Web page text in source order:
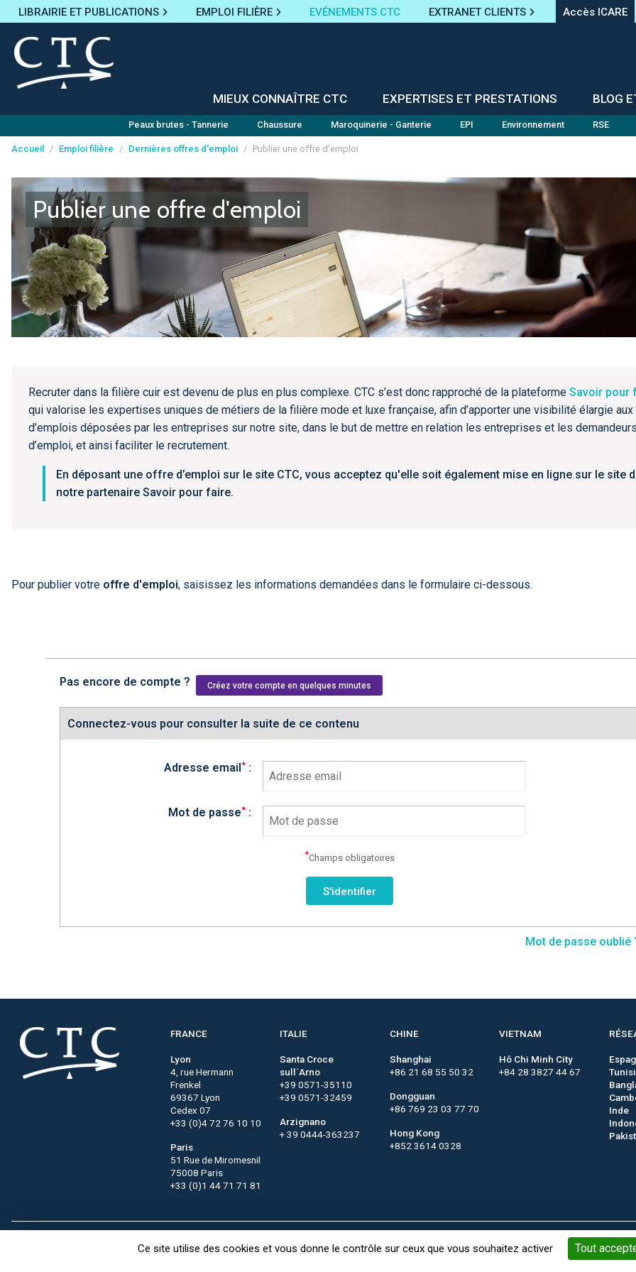
Panneau de gestion des cookies
Ce site utilise des cookies et vous donne le contrôle sur ceux que vous souhaitez activer Tout
LIBRAIRIE ET PUBLICATIONS EMPLOI FILIÈRE EVÉNEMENTS CTC EXTRANET CLIENTS Accès ICARE
MIEUX CONNAÎTRE CTC EXPERTISES ET PRESTATIONS BLOG
Peaux brutes - Tannerie Chaussure Maroquinerie - Ganterie EPI Environnement RSE
Accueil / Emploi filière / Dernières offres d'emploi / Publier une offre d'emploi
Publier une offre d'emploi
Recruter dans la filière cuir est devenu de plus en plus complexe. CTC s’est donc rapproché de la plateforme Savoir pour
qui valorise les expertises uniques de métiers de la filière mode et luxe française, afin d’apporter une visibilité élargie
d’emplois déposées par les entreprises sur notre site, dans le but de mettre en relation les entreprises et les
d’emploi, et ainsi faciliter le recrutement.
En déposant une offre d’emploi sur le site CTC, vous acceptez qu'elle soit également mise en ligne sur le site
notre partenaire Savoir pour faire.
Pour publier votre offre d'emploi, saisissez les informations demandées dans le formulaire ci-dessous.
Pas encore de compte ? Créez votre compte en quelques minutes
Connectez-vous pour consulter la suite de ce contenu
Adresse email*:
Mot de passe*:
*Champs obligatoires
Mot de passe oublié
FRANCE
Lyon
4, rue Hermann
Frenkel
69367 Lyon
Cedex 07
+33 (0)4 72 76 10 10
Paris
51 Rue de Miromesnil
75008 Paris
+33 (0)1 44 71 71 81
ITALIE
Santa Croce
sull´Arno
+39 0571-35110
+39 0571-32459
Arzignano
+ 39 0444-363237
CHINE
Shanghai
+86 21 68 55 50 32
Dongguan
+86 769 23 03 77 70
Hong Kong
+852 3614 0328
VIETNAM
Hô Chi Minh City
+84 28 3827 44 67
Inde
Contact CTC recrute FAQ Mots-Clés Gestion des cookies Mentions légales